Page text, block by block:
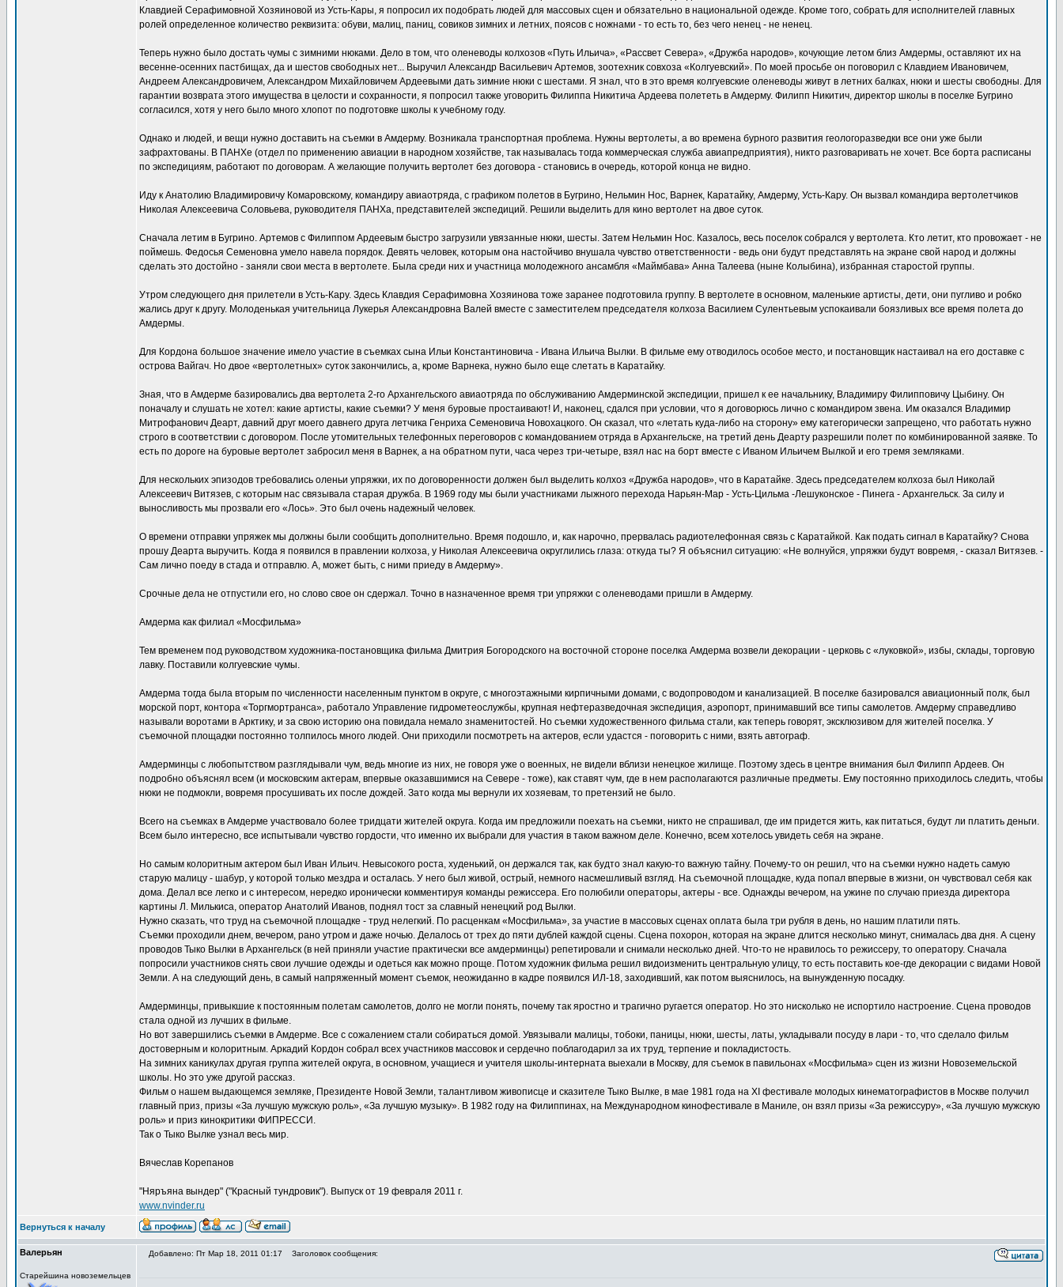
Клавдией Серафимовной Хозяиновой из Усть-Кары, я попросил их подобрать людей для массовых сцен и обязательно в национальной одежде. Кроме того, собрать для исполнителей главных
ролей определенное количество реквизита: обуви, малиц, паниц, совиков зимних и летних, поясов с ножнами - то есть то, без чего ненец - не ненец.
Теперь нужно было достать чумы с зимними нюками. Дело в том, что оленеводы колхозов «Путь Ильича», «Рассвет Севера», «Дружба народов», кочующие летом близ Амдермы, оставляют их на
весенне-осенних пастбищах, да и шестов свободных нет... Выручил Александр Васильевич Артемов, зоотехник совхоза «Колгуевский». По моей просьбе он поговорил с Клавдием Ивановичем,
Андреем Александровичем, Александром Михайловичем Ардеевыми дать зимние нюки с шестами. Я знал, что в это время колгуевские оленеводы живут в летних балках, нюки и шесты свободны. Для
гарантии возврата этого имущества в целости и сохранности, я попросил также уговорить Филиппа Никитича Ардеева полететь в Амдерму. Филипп Никитич, директор школы в поселке Бугрино
согласился, хотя у него было много хлопот по подготовке школы к учебному году.
Однако и людей, и вещи нужно доставить на съемки в Амдерму. Возникала транспортная проблема. Нужны вертолеты, а во времена бурного развития геологоразведки все они уже были
зафрахтованы. В ПАНХе (отдел по применению авиации в народном хозяйстве, так называлась тогда коммерческая служба авиапредприятия), никто разговаривать не хочет. Все борта расписаны
по экспедициям, работают по договорам. А желающие получить вертолет без договора - становись в очередь, которой конца не видно.
Иду к Анатолию Владимировичу Комаровскому, командиру авиаотряда, с графиком полетов в Бугрино, Нельмин Нос, Варнек, Каратайку, Амдерму, Усть-Кару. Он вызвал командира вертолетчиков
Николая Алексеевича Соловьева, руководителя ПАНХа, представителей экспедиций. Решили выделить для кино вертолет на двое суток.
Сначала летим в Бугрино. Артемов с Филиппом Ардеевым быстро загрузили увязанные нюки, шесты. Затем Нельмин Нос. Казалось, весь поселок собрался у вертолета. Кто летит, кто провожает - не
поймешь. Федосья Семеновна умело навела порядок. Девять человек, которым она настойчиво внушала чувство ответственности - ведь они будут представлять на экране свой народ и должны
сделать это достойно - заняли свои места в вертолете. Была среди них и участница молодежного ансамбля «Маймбава» Анна Талеева (ныне Колыбина), избранная старостой группы.
Утром следующего дня прилетели в Усть-Кару. Здесь Клавдия Серафимовна Хозяинова тоже заранее подготовила группу. В вертолете в основном, маленькие артисты, дети, они пугливо и робко
жались друг к другу. Молоденькая учительница Лукерья Александровна Валей вместе с заместителем председателя колхоза Василием Сулентьевым успокаивали боязливых все время полета до
Амдермы.
Для Кордона большое значение имело участие в съемках сына Ильи Константиновича - Ивана Ильича Вылки. В фильме ему отводилось особое место, и постановщик настаивал на его доставке с
острова Вайгач. Но двое «вертолетных» суток закончились, а, кроме Варнека, нужно было еще слетать в Каратайку.
Зная, что в Амдерме базировались два вертолета 2-го Архангельского авиаотряда по обслуживанию Амдерминской экспедиции, пришел к ее начальнику, Владимиру Филипповичу Цыбину. Он
поначалу и слушать не хотел: какие артисты, какие съемки? У меня буровые простаивают! И, наконец, сдался при условии, что я договорюсь лично с командиром звена. Им оказался Владимир
Митрофанович Деарт, давний друг моего давнего друга летчика Генриха Семеновича Новохацкого. Он сказал, что «летать куда-либо на сторону» ему категорически запрещено, что работать нужно
строго в соответствии с договором. После утомительных телефонных переговоров с командованием отряда в Архангельске, на третий день Деарту разрешили полет по комбинированной заявке. То
есть по дороге на буровые вертолет забросил меня в Варнек, а на обратном пути, часа через три-четыре, взял нас на борт вместе с Иваном Ильичем Вылкой и его тремя земляками.
Для нескольких эпизодов требовались оленьи упряжки, их по договоренности должен был выделить колхоз «Дружба народов», что в Каратайке. Здесь председателем колхоза был Николай
Алексеевич Витязев, с которым нас связывала старая дружба. В 1969 году мы были участниками лыжного перехода Нарьян-Мар - Усть-Цильма -Лешуконское - Пинега - Архангельск. За силу и
выносливость мы прозвали его «Лось». Это был очень надежный человек.
О времени отправки упряжек мы должны были сообщить дополнительно. Время подошло, и, как нарочно, прервалась радиотелефонная связь с Каратайкой. Как подать сигнал в Каратайку? Снова
прошу Деарта выручить. Когда я появился в правлении колхоза, у Николая Алексеевича округлились глаза: откуда ты? Я объяснил ситуацию: «Не волнуйся, упряжки будут вовремя, - сказал Витязев. -
Сам лично поеду в стада и отправлю. А, может быть, с ними приеду в Амдерму».
Срочные дела не отпустили его, но слово свое он сдержал. Точно в назначенное время три упряжки с оленеводами пришли в Амдерму.
Амдерма как филиал «Мосфильма»
Тем временем под руководством художника-постановщика фильма Дмитрия Богородского на восточной стороне поселка Амдерма возвели декорации - церковь с «луковкой», избы, склады, торговую
лавку. Поставили колгуевские чумы.
Амдерма тогда была вторым по численности населенным пунктом в округе, с многоэтажными кирпичными домами, с водопроводом и канализацией. В поселке базировался авиационный полк, был
морской порт, контора «Торгмортранса», работало Управление гидрометеослужбы, крупная нефтеразведочная экспедиция, аэропорт, принимавший все типы самолетов. Амдерму справедливо
называли воротами в Арктику, и за свою историю она повидала немало знаменитостей. Но съемки художественного фильма стали, как теперь говорят, эксклюзивом для жителей поселка. У
съемочной площадки постоянно толпилось много людей. Они приходили посмотреть на актеров, если удастся - поговорить с ними, взять автограф.
Амдерминцы с любопытством разглядывали чум, ведь многие из них, не говоря уже о военных, не видели вблизи ненецкое жилище. Поэтому здесь в центре внимания был Филипп Ардеев. Он
подробно объяснял всем (и московским актерам, впервые оказавшимися на Севере - тоже), как ставят чум, где в нем располагаются различные предметы. Ему постоянно приходилось следить, чтобы
нюки не подмокли, вовремя просушивать их после дождей. Зато когда мы вернули их хозяевам, то претензий не было.
Всего на съемках в Амдерме участвовало более тридцати жителей округа. Когда им предложили поехать на съемки, никто не спрашивал, где им придется жить, как питаться, будут ли платить деньги.
Всем было интересно, все испытывали чувство гордости, что именно их выбрали для участия в таком важном деле. Конечно, всем хотелось увидеть себя на экране.
Но самым колоритным актером был Иван Ильич. Невысокого роста, худенький, он держался так, как будто знал какую-то важную тайну. Почему-то он решил, что на съемки нужно надеть самую
старую малицу - шабур, у которой только мездра и осталась. У него был живой, острый, немного насмешливый взгляд. На съемочной площадке, куда попал впервые в жизни, он чувствовал себя как
дома. Делал все легко и с интересом, нередко иронически комментируя команды режиссера. Его полюбили операторы, актеры - все. Однажды вечером, на ужине по случаю приезда директора
картины Л. Милькиса, оператор Анатолий Иванов, поднял тост за славный ненецкий род Вылки.
Нужно сказать, что труд на съемочной площадке - труд нелегкий. По расценкам «Мосфильма», за участие в массовых сценах оплата была три рубля в день, но нашим платили пять.
Съемки проходили днем, вечером, рано утром и даже ночью. Делалось от трех до пяти дублей каждой сцены. Сцена похорон, которая на экране длится несколько минут, снималась два дня. А сцену
проводов Тыко Вылки в Архангельск (в ней приняли участие практически все амдерминцы) репетировали и снимали несколько дней. Что-то не нравилось то режиссеру, то оператору. Сначала
попросили участников снять свои лучшие одежды и одеться как можно проще. Потом художник фильма решил видоизменить центральную улицу, то есть поставить кое-где декорации с видами Новой
Земли. А на следующий день, в самый напряженный момент съемок, неожиданно в кадре появился ИЛ-18, заходивший, как потом выяснилось, на вынужденную посадку.
Амдерминцы, привыкшие к постоянным полетам самолетов, долго не могли понять, почему так яростно и трагично ругается оператор. Но это нисколько не испортило настроение. Сцена проводов
стала одной из лучших в фильме.
Но вот завершились съемки в Амдерме. Все с сожалением стали собираться домой. Увязывали малицы, тобоки, паницы, нюки, шесты, латы, укладывали посуду в лари - то, что сделало фильм
достоверным и колоритным. Аркадий Кордон собрал всех участников массовок и сердечно поблагодарил за их труд, терпение и покладистость.
На зимних каникулах другая группа жителей округа, в основном, учащиеся и учителя школы-интерната выехали в Москву, для съемок в павильонах «Мосфильма» сцен из жизни Новоземельской
школы. Но это уже другой рассказ.
Фильм о нашем выдающемся земляке, Президенте Новой Земли, талантливом живописце и сказителе Тыко Вылке, в мае 1981 года на XI фестивале молодых кинематографистов в Москве получил
главный приз, призы «За лучшую мужскую роль», «За лучшую музыку». В 1982 году на Филиппинах, на Международном кинофестивале в Маниле, он взял призы «За режиссуру», «За лучшую мужскую
роль» и приз кинокритики ФИПРЕССИ.
Так о Тыко Вылке узнал весь мир.
Вячеслав Корепанов
"Няръяна вындер" ("Красный тундровик"). Выпуск от 19 февраля 2011 г.
www.nvinder.ru
Вернуться к началу
Валерьян
Старейшина новоземельцев
Добавлено: Пт Мар 18, 2011 01:17 Заголовок сообщения: